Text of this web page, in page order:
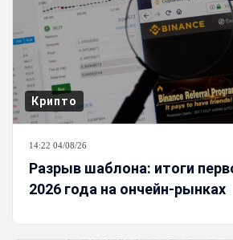
Крипто
14:22 04/08/26
Разрыв шаблона: итоги
2026 года на ончейн-рынках